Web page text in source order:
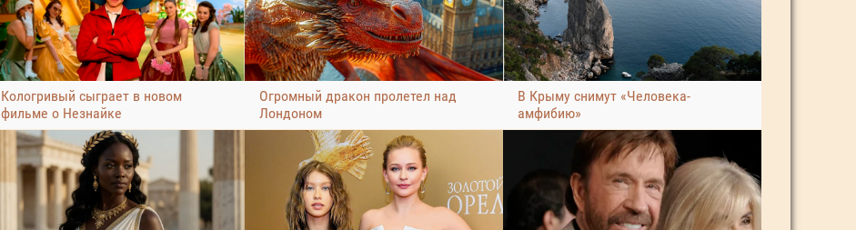
Кологривый сыграет в новом
фильме о Незнайке
Огромный дракон пролетел над
Лондоном
В Крыму снимут «Человека-
амфибию»